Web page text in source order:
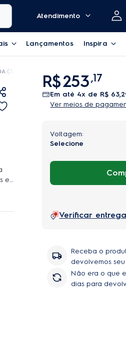
Atendimento
Lançamentos Inspira
(76BER)
e
e
R$253,17
em até 4x de R$ 63,
Ver meios de
Verificar
Receba o
devolvemos
Não era o que
dias para